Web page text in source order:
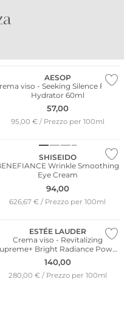
FRESCHI
AESOP
viso - Seeking Silence Facial
Hydrator 60ml
57,00
95,00 € / Prezzo per 100ml
SHISEIDO
Wrinkle Smoothing
Eye Cream
94,00
626,67 € / Prezzo per 100ml
ESTÉE LAUDER
Crema viso - Revitalizing
Bright Radiance Power
Soft Creme 50ml
140,00
280,00 € / Prezzo per 100ml